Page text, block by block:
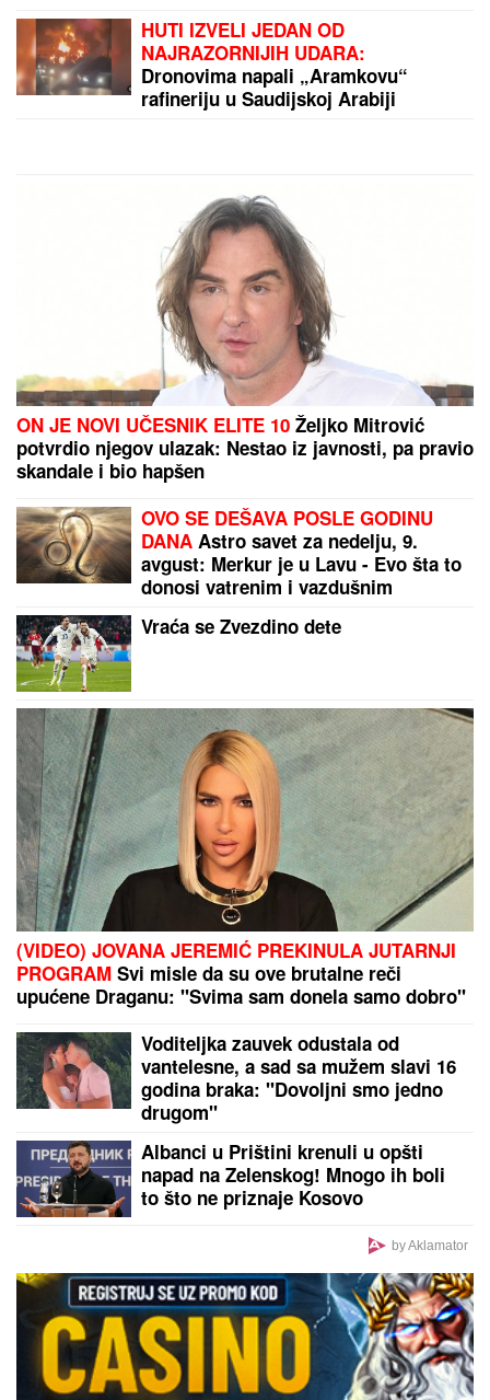
LATICAMA RUŽE: Dragan Stanković
PREVAZIŠAO SEBE, pokazao
Aleksandri koliko je VOLI! (FOTO)
Čuveni sportista preminuo od posledica toplotnog
BRANISLAV JOVANOVIĆ:„Lale“ došle do daha
"NIJE IH BILO POLA SATA, SVI SU TO VIDELI"
Maja
Marinković šokirala tvrdnjama o aferi Stanije i
Takija: "Želi da bude sponzoruša, živi u selendri"
by Aklamator
PREPORUKA ZA VAS